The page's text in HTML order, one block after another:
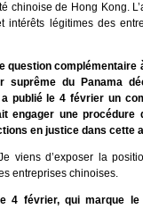
chinoise de Hong Kong.
intérêts légitimes des
question
suprême du Panama
publié le 4 février un
engager une procédure
en justice dans cette
viens d’exposer la
entreprises chinoises.
4 février, qui marque